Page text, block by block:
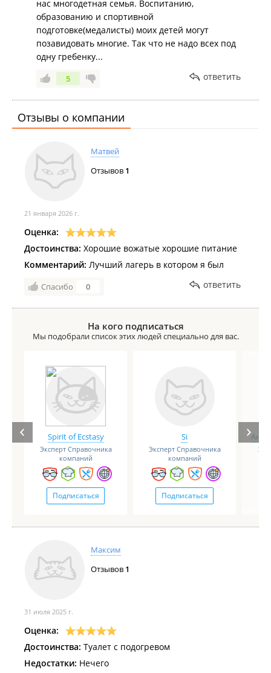
мягко говоря, не совсем адекватные) и детей
малообеспеченных/многодетных и пр. Многие
скажут - ну что вы хотите, бесплатно поехали еще и
возмущаетесь. Но я из своей небольшой зарплаты
исправно плачу налоги, возможности купить
путевку у меня пока нет. Но не пойму - все пущено
на самотек из-за того, что смена "социальная"?
нас многодетная семья. Воспитанию,
образованию и спортивной
подготовке(медалисты) моих детей могут
позавидовать многие. Так что не надо всех под
одну гребенку...
5 ответить
Отзывы о компании
Матвей
Отзывов 1
21 января 2026 г.
Оценка:
Достоинства: Хорошие вожатые хорошие питание
Комментарий: Лучший лагерь в котором я был
Спасибо 0 ответить
На кого подписаться
Мы подобрали список этих людей специально для вас.
Spirit of Ecstasy
Эксперт Справочника
компаний
Подписаться
Si
Эксперт Справочника
компаний
Подписаться
Максим
Отзывов 1
31 июля 2025 г.
Оценка:
Достоинства: Туалет с подогревом
Недостатки: Нечего